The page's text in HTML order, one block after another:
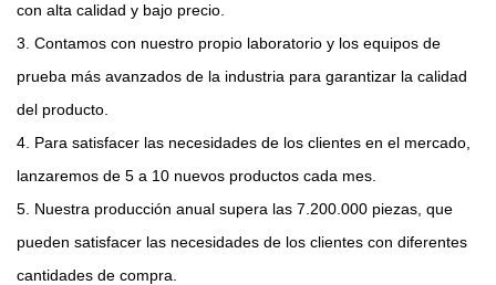
con alta calidad y bajo precio.
3. Contamos con nuestro propio laboratorio y los equipos de
prueba más avanzados de la industria para garantizar la calidad
del producto.
4. Para satisfacer las necesidades de los clientes en el mercado,
lanzaremos de 5 a 10 nuevos productos cada mes.
5. Nuestra producción anual supera las 7.200.000 piezas, que
pueden satisfacer las necesidades de los clientes con diferentes
cantidades de compra.